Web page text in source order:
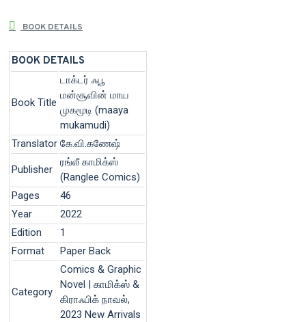
BOOK DETAILS
BOOK DETAILS
Book Title
டாக்டர் ஃபூ
மன்சூவின் மாய
முகமூடி (maaya
mukamudi)
Translator கே.வி.கணேஷ்
Publisher
ரங்லீ காமிக்ஸ்
(Ranglee Comics)
Pages
46
Year
2022
Edition
1
Format
Paper Back
Category
Comics & Graphic
Novel | காமிக்ஸ் &
கிராஃபிக் நாவல்,
2023 New Arrivals